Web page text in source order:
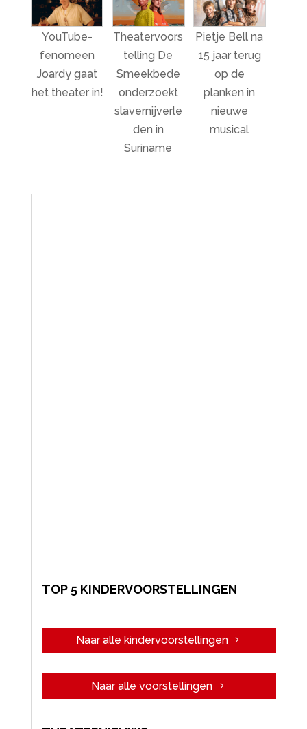
YouTube-
fenomeen
Joardy gaat
het theater in!
Theatervoors
telling De
Smeekbede
onderzoekt
slavernijverle
den in
Suriname
Pietje Bell na
15 jaar terug
op de
planken in
nieuwe
musical
TOP 5 KINDERVOORSTELLINGEN
Naar alle kindervoorstellingen
Naar alle voorstellingen